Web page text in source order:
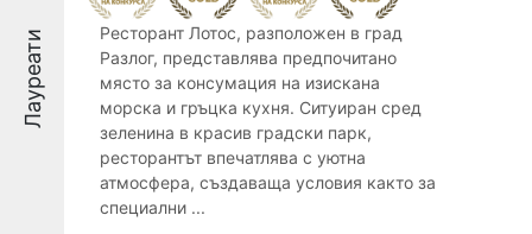
Лауреати
Ресторант Лотос, разположен в град
Разлог, представлява предпочитано
място за консумация на изискана
морска и гръцка кухня. Ситуиран сред
зеленина в красив градски парк,
ресторантът впечатлява с уютна
атмосфера, създаваща условия както за
специални ...